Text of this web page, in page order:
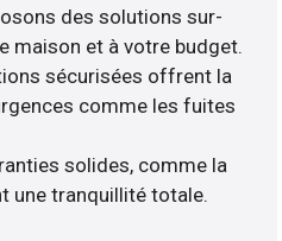
des solutions sur-
maison et à votre budget.
sécurisées offrent la
comme les fuites
solides, comme la
une tranquillité totale.